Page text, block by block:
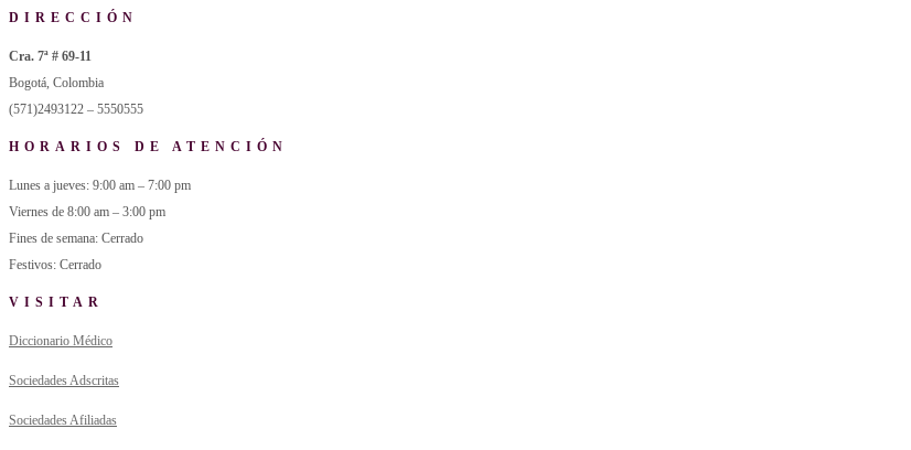
DIRECCIÓN
Cra. 7ª # 69-11
Bogotá, Colombia
(571)2493122 – 5550555
HORARIOS DE ATENCIÓN
Lunes a jueves: 9:00 am – 7:00 pm
Viernes de 8:00 am – 3:00 pm
Fines de semana: Cerrado
Festivos: Cerrado
VISITAR
Diccionario Médico
Sociedades Adscritas
Sociedades Afiliadas